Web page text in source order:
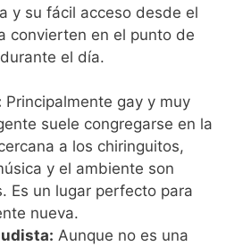
y su fácil acceso desde el
convierten en el punto de
el día.
Principalmente gay y muy
suele congregarse en la
a los chiringuitos,
y el ambiente son
Es un lugar perfecto para
nueva.
Aunque no es una